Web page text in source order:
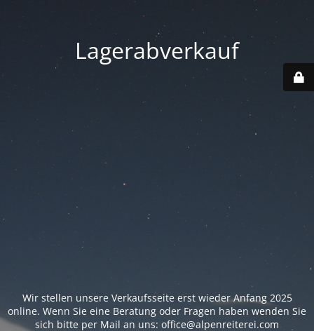
Lagerabverkauf
Wir stellen unsere Verkaufsseite erst wieder Anfang 2025
online. Wenn Sie eine Beratung oder Fragen haben wenden Sie
sich bitte per Mail an uns: office@alpenreiterei.com